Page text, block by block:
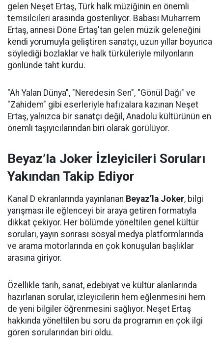
gelen Neşet Ertaş, Türk halk müziğinin en önemli
temsilcileri arasında gösteriliyor. Babası Muharrem
Ertaş, annesi Döne Ertaş'tan gelen müzik geleneğini
kendi yorumuyla geliştiren sanatçı, uzun yıllar boyunca
söylediği bozlaklar ve halk türküleriyle milyonların
gönlünde taht kurdu.
"Ah Yalan Dünya", "Neredesin Sen", "Gönül Dağı" ve
"Zahidem" gibi eserleriyle hafızalara kazınan Neşet
Ertaş, yalnızca bir sanatçı değil, Anadolu kültürünün en
önemli taşıyıcılarından biri olarak görülüyor.
Beyaz’la Joker İzleyicileri Soruları
Yakından Takip Ediyor
Kanal D ekranlarında yayınlanan Beyaz’la Joker, bilgi
yarışması ile eğlenceyi bir araya getiren formatıyla
dikkat çekiyor. Her bölümde yöneltilen genel kültür
soruları, yayın sonrası sosyal medya platformlarında
ve arama motorlarında en çok konuşulan başlıklar
arasına giriyor.
Özellikle tarih, sanat, edebiyat ve kültür alanlarında
hazırlanan sorular, izleyicilerin hem eğlenmesini hem
de yeni bilgiler öğrenmesini sağlıyor. Neşet Ertaş
hakkında yöneltilen bu soru da programın en çok ilgi
gören sorularından biri oldu.